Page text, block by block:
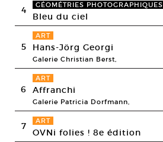
4 GÉOMÉTRIES PHOTOGRAPHIQUES
Bleu du ciel
5
ART
Hans-Jörg Georgi
Galerie Christian Berst,
6
ART
Affranchi
Galerie Patricia Dorfmann,
7 ART
OVNi folies ! 8e édition